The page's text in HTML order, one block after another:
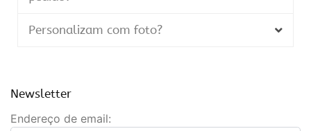
Personalizam com foto?
Newsletter
Endereço de email: